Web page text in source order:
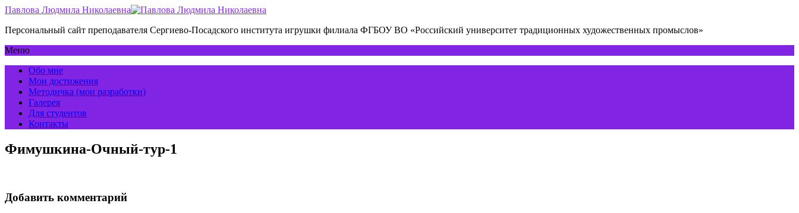
Павлова Людмила Николаевна
Персональный сайт преподавателя Сергиево-Посадского института игрушки филиала ФГБОУ ВО «Российский университет традиционных художественных промыслов»
Меню
Обо мне
Мои достижения
Методичка (мои разработки)
Галерея
Для студентов
Контакты
Фимушкина-Очный-тур-1
Добавить комментарий